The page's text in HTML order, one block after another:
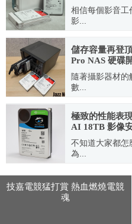
相信每個影音工
影...
2023.08.29
儲存容量再登
Pro NAS 硬碟
用與創作者和
隨著攝影器材的
數...
2026.06.18
極致的性能表
AI 18TB 影像
不知道大家都怎
為...
技嘉電競猛打賞 熱血燃燒電競
魂